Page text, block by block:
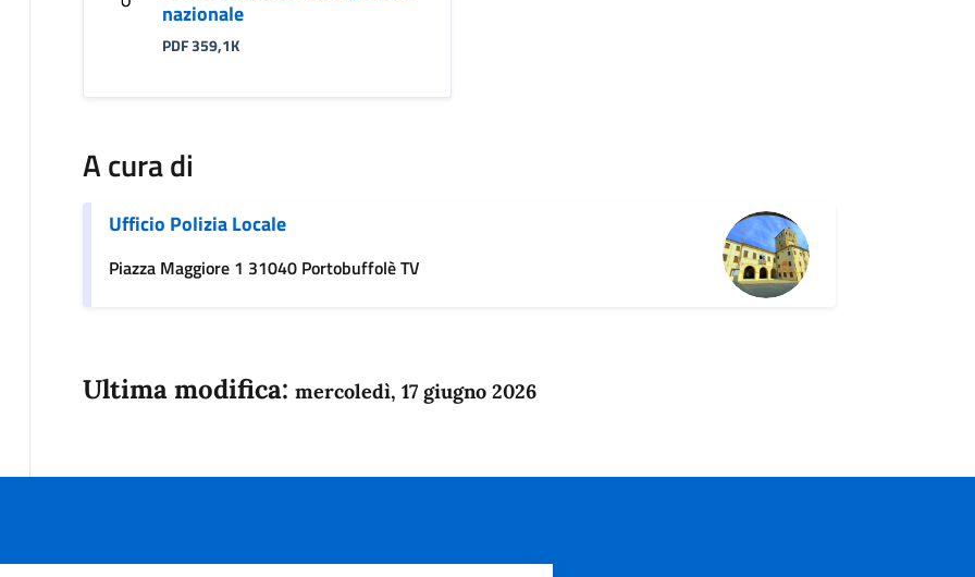
nazionale
PDF 359,1K
A cura di
Ufficio Polizia Locale
Piazza Maggiore 1 31040 Portobuffolè TV
Ultima modifica: mercoledì, 17 giugno 2026